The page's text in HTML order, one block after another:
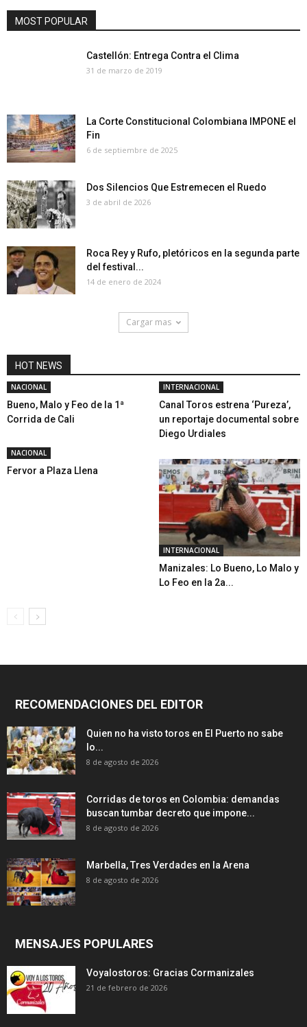
MOST POPULAR
Castellón: Entrega Contra el Clima
31 de marzo de 2019
La Corte Constitucional Colombiana IMPONE el
Fin
6 de septiembre de 2025
Dos Silencios Que Estremecen el Ruedo
3 de abril de 2026
Roca Rey y Rufo, pletóricos en la segunda parte
del festival...
14 de enero de 2024
Cargar mas
HOT NEWS
NACIONAL
Bueno, Malo y Feo de la 1ª
Corrida de Cali
INTERNACIONAL
Canal Toros estrena ‘Pureza’,
un reportaje documental sobre
Diego Urdiales
NACIONAL
Fervor a Plaza Llena
INTERNACIONAL
Manizales: Lo Bueno, Lo Malo y
Lo Feo en la 2a...
RECOMENDACIONES DEL EDITOR
Quien no ha visto toros en El Puerto no sabe
lo...
8 de agosto de 2026
Corridas de toros en Colombia: demandas
buscan tumbar decreto que impone...
8 de agosto de 2026
Marbella, Tres Verdades en la Arena
8 de agosto de 2026
MENSAJES POPULARES
Voyalostoros: Gracias Cormanizales
21 de febrero de 2026